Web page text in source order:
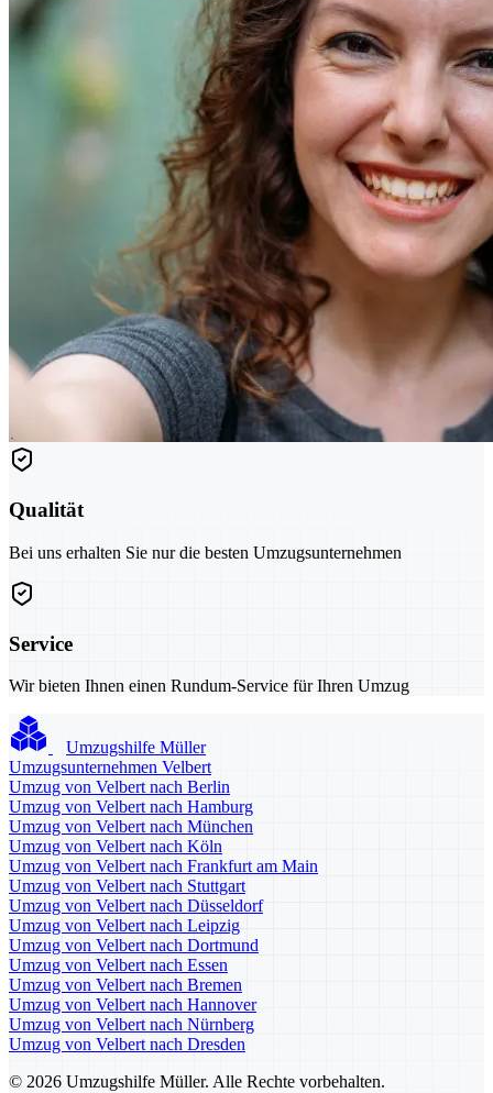
Qualität
Bei uns erhalten Sie nur die besten Umzugsunternehmen
Service
Wir bieten Ihnen einen Rundum-Service für Ihren Umzug
Umzugshilfe Müller
Umzugsunternehmen Velbert
Umzug von Velbert nach Berlin
Umzug von Velbert nach Hamburg
Umzug von Velbert nach München
Umzug von Velbert nach Köln
Umzug von Velbert nach Frankfurt am Main
Umzug von Velbert nach Stuttgart
Umzug von Velbert nach Düsseldorf
Umzug von Velbert nach Leipzig
Umzug von Velbert nach Dortmund
Umzug von Velbert nach Essen
Umzug von Velbert nach Bremen
Umzug von Velbert nach Hannover
Umzug von Velbert nach Nürnberg
Umzug von Velbert nach Dresden
© 2026 Umzugshilfe Müller. Alle Rechte vorbehalten.